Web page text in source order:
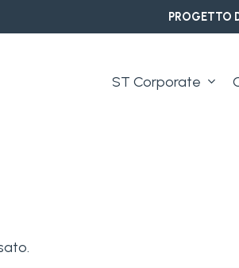
PROGETTO
ST Corporate